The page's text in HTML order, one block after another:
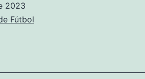
2023
Fútbol